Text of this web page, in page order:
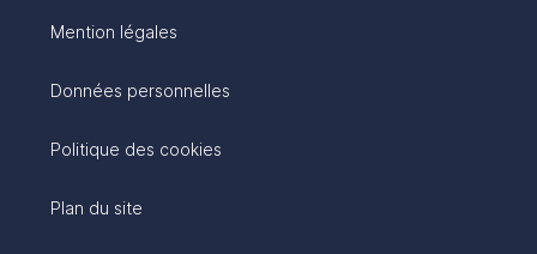
Mention légales
Données personnelles
Politique des cookies
Plan du site